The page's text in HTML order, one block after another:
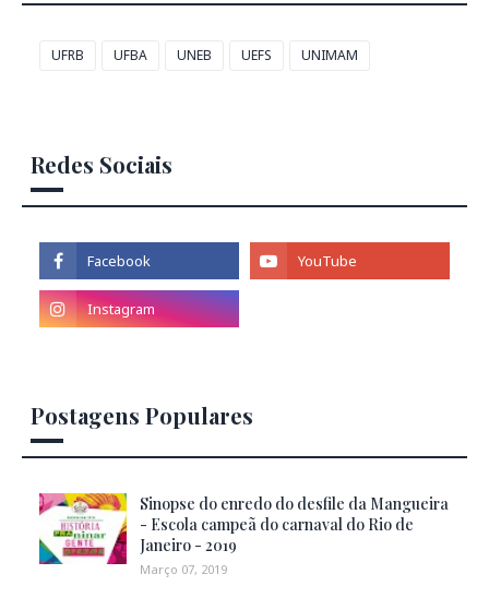
UFRB UFBA UNEB UEFS UNIMAM
Redes Sociais
Postagens Populares
Sinopse do enredo do desfile da Mangueira
- Escola campeã do carnaval do Rio de
Janeiro - 2019
Março 07, 2019